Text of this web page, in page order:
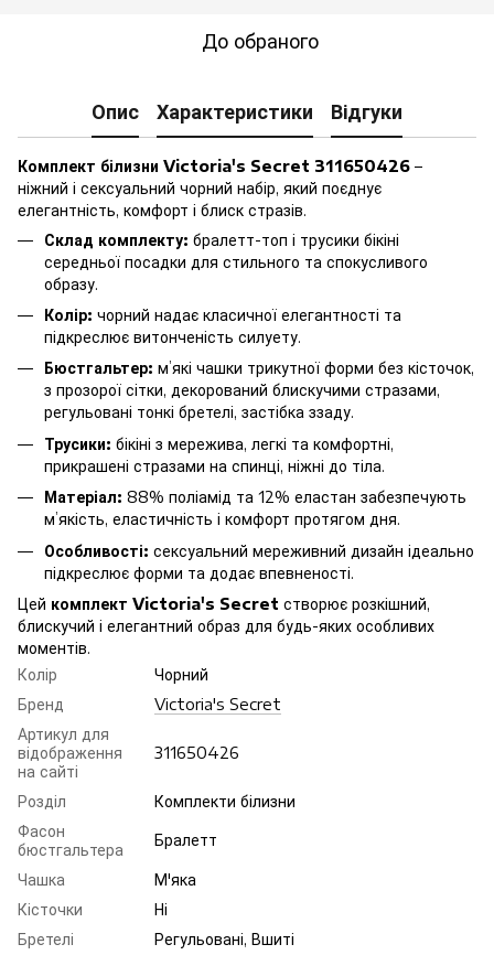
До обраного
Опис Характеристики Відгуки
Комплект білизни Victoria's Secret 311650426 –
ніжний і сексуальний чорний набір, який поєднує
елегантність, комфорт і блиск стразів.
Склад комплекту: бралетт-топ і трусики бікіні
середньої посадки для стильного та спокусливого
образу.
Колір: чорний надає класичної елегантності та
підкреслює витонченість силуету.
Бюстгальтер: м’які чашки трикутної форми без кісточок,
з прозорої сітки, декорований блискучими стразами,
регульовані тонкі бретелі, застібка ззаду.
Трусики: бікіні з мережива, легкі та комфортні,
прикрашені стразами на спинці, ніжні до тіла.
Матеріал: 88% поліамід та 12% еластан забезпечують
м’якість, еластичність і комфорт протягом дня.
Особливості: сексуальний мереживний дизайн ідеально
підкреслює форми та додає впевненості.
Цей комплект Victoria's Secret створює розкішний,
блискучий і елегантний образ для будь-яких особливих
моментів.
Колір
Чорний
Бренд
Victoria's Secret
Артикул для
відображення
на сайті
311650426
Розділ
Комплекти білизни
Фасон
бюстгальтера
Бралетт
Чашка
М'яка
Кісточки
Ні
Бретелі
Регульовані, Вшиті